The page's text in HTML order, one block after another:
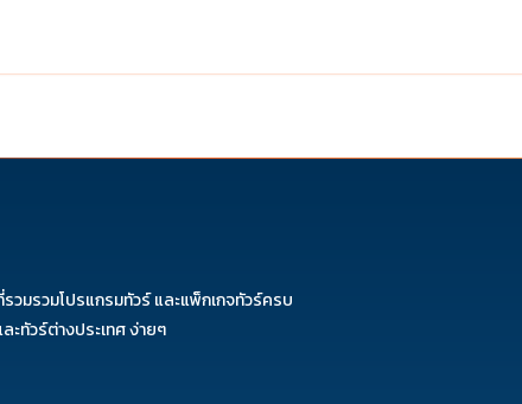
วมรวมโปรแกรมทัวร์ และแพ็กเกจทัวร์ครบ
ะทัวร์ต่างประเทศ ง่ายๆ